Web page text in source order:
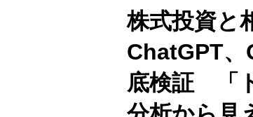
株式投資と
ChatGPT
底検証 「